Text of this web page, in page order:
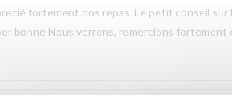
fortement nos repas. Le petit conseil
bonne Nous verrons, remercions